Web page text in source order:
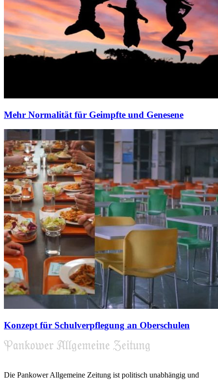
Mehr Normalität für Geimpfte und Genesene
Konzept für Schulverpflegung an Oberschulen
Die Pankower Allgemeine Zeitung ist politisch unabhängig und